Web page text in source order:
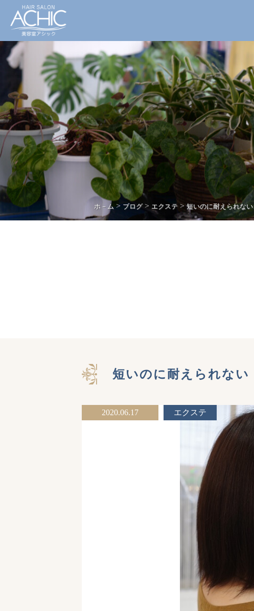
ホ－ム> ブログ> エクステ >短いのに耐えられない
短いのに耐えられない
2020.06.17 エクステ